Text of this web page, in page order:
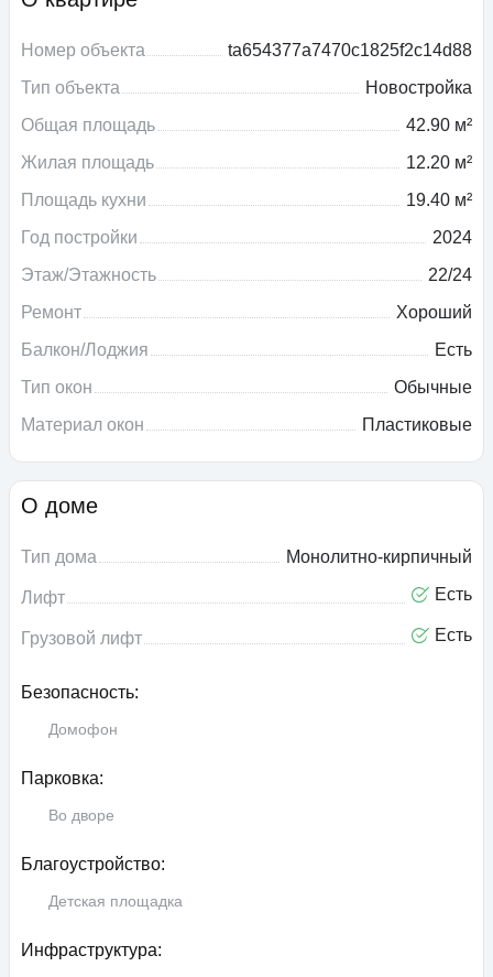
Номер объекта
ta654377a7470c1825f2c14d88
Тип объекта
Новостройка
Общая площадь
42.90 м²
Жилая площадь
12.20 м²
Площадь кухни
19.40 м²
Год постройки
2024
Этаж/Этажность
22/24
Ремонт
Хороший
Балкон/Лоджия
Есть
Тип окон
Обычные
Материал окон
Пластиковые
О доме
Тип дома Монолитно-кирпичный
Лифт Есть
Грузовой лифт Есть
Безопасность:
Домофон
Парковка:
Во дворе
Благоустройство:
Детская площадка
Инфраструктура: